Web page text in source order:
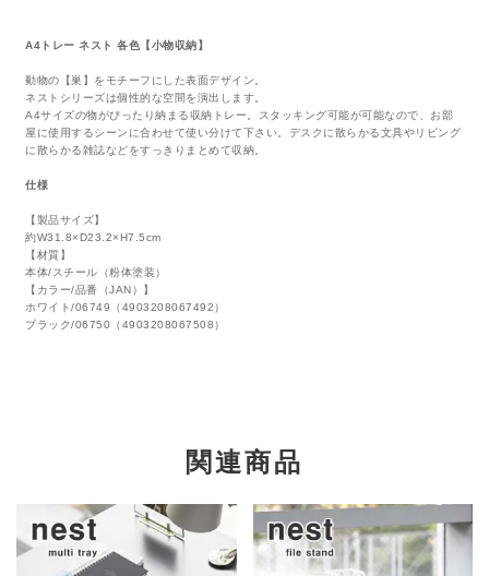
A4トレー ネスト 各色【小物収納】
動物の【巣】をモチーフにした表面デザイン。
ネストシリーズは個性的な空間を演出します。
A4サイズの物がぴったり納まる収納トレー。スタッキング可能が可能なので、お部
屋に使用するシーンに合わせて使い分けて下さい。デスクに散らかる文具やリビング
に散らかる雑誌などをすっきりまとめて収納。
仕様
【製品サイズ】
約W31.8×D23.2×H7.5cm
【材質】
本体/スチール（粉体塗装）
【カラー/品番（JAN）】
ホワイト/06749（4903208067492）
ブラック/06750（4903208067508）
関連商品